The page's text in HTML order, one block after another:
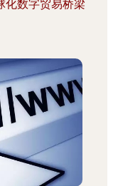
化数字贸易桥梁